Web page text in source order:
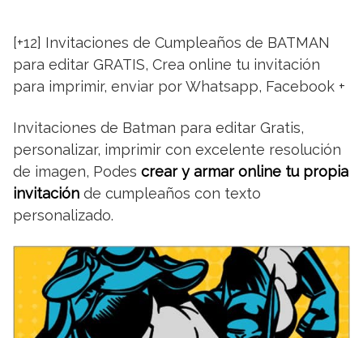
[+12] Invitaciones de Cumpleaños de BATMAN
para editar GRATIS, Crea online tu invitación
para imprimir, enviar por Whatsapp, Facebook +
Invitaciones de Batman para editar Gratis,
personalizar, imprimir con excelente resolución
de imagen, Podes crear y armar online tu propia
invitación de cumpleaños con texto
personalizado.